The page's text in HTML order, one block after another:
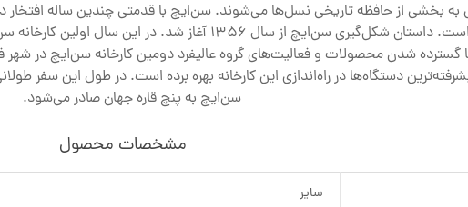
به بخشی از حافظه تاریخی نسل‌ها می‌شوند. سن‌ایچ با قدمتی چندین‌ ساله
در ذهن این نسل‌ها ماندگار شده است. داستان شکل‌گیری
گسترده شدن محصولات و فعالیت‌های گروه عالیفرد دومین کارخانه سن‌ایچ در شهر
دستگاه‌ها در راه‌اندازی این کارخانه بهره برده است. در طول این سفر
سن‌ایچ به پنچ قاره جهان صادر می‌شود.
مشخصات محصول
سایر